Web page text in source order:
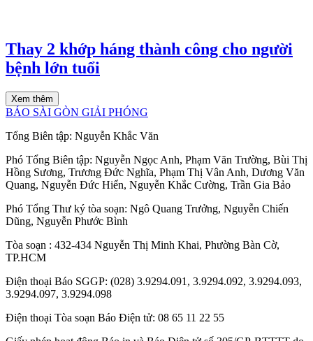
Thay 2 khớp háng thành công cho người
bệnh lớn tuổi
Xem thêm
BÁO SÀI GÒN GIẢI PHÓNG
Tổng Biên tập: Nguyễn Khắc Văn
Phó Tổng Biên tập: Nguyễn Ngọc Anh, Phạm Văn Trường, Bùi Thị
Hồng Sương, Trương Đức Nghĩa, Phạm Thị Vân Anh, Dương Văn
Quang, Nguyễn Đức Hiển, Nguyễn Khắc Cường, Trần Gia Bảo
Phó Tổng Thư ký tòa soạn: Ngô Quang Trưởng, Nguyễn Chiến
Dũng, Nguyễn Phước Bình
Tòa soạn : 432-434 Nguyễn Thị Minh Khai, Phường Bàn Cờ,
TP.HCM
Điện thoại Báo SGGP: (028) 3.9294.091, 3.9294.092, 3.9294.093,
3.9294.097, 3.9294.098
Điện thoại Tòa soạn Báo Điện tử: 08 65 11 22 55